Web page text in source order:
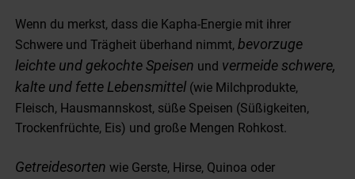
Wenn du merkst, dass die Kapha-Energie mit ihrer
Schwere und Trägheit überhand nimmt,bevorzuge
leichte und gekochte Speisen und vermeide schwere,
kalte und fette Lebensmittel (wie Milchprodukte,
Fleisch, Hausmannskost, süße Speisen (Süßigkeiten,
Trockenfrüchte, Eis) und große Mengen Rohkost.
Getreidesortenwie Gerste, Hirse, Quinoa oder